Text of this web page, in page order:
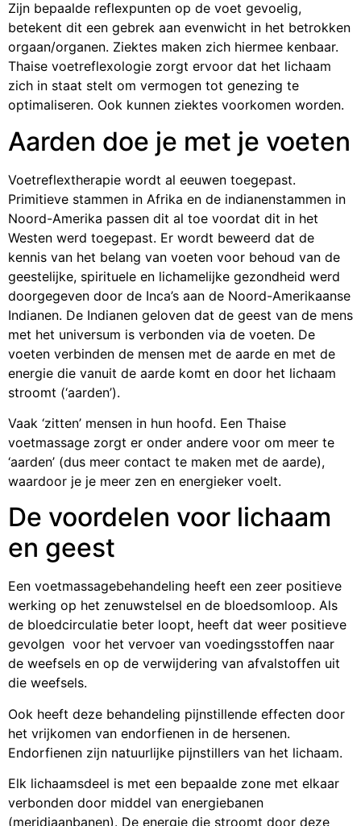
Zijn bepaalde reflexpunten op de voet gevoelig,
betekent dit een gebrek aan evenwicht in het betrokken
orgaan/organen. Ziektes maken zich hiermee kenbaar.
Thaise voetreflexologie zorgt ervoor dat het lichaam
zich in staat stelt om vermogen tot genezing te
optimaliseren. Ook kunnen ziektes voorkomen worden.
Aarden doe je met je voeten
Voetreflextherapie wordt al eeuwen toegepast.
Primitieve stammen in Afrika en de indianenstammen in
Noord-Amerika passen dit al toe voordat dit in het
Westen werd toegepast. Er wordt beweerd dat de
kennis van het belang van voeten voor behoud van de
geestelijke, spirituele en lichamelijke gezondheid werd
doorgegeven door de Inca’s aan de Noord-Amerikaanse
Indianen. De Indianen geloven dat de geest van de mens
met het universum is verbonden via de voeten. De
voeten verbinden de mensen met de aarde en met de
energie die vanuit de aarde komt en door het lichaam
stroomt (‘aarden’).
Vaak ‘zitten’ mensen in hun hoofd. Een Thaise
voetmassage zorgt er onder andere voor om meer te
‘aarden’ (dus meer contact te maken met de aarde),
waardoor je je meer zen en energieker voelt.
De voordelen voor lichaam
en geest
Een voetmassagebehandeling heeft een zeer positieve
werking op het zenuwstelsel en de bloedsomloop. Als
de bloedcirculatie beter loopt, heeft dat weer positieve
gevolgen voor het vervoer van voedingsstoffen naar
de weefsels en op de verwijdering van afvalstoffen uit
die weefsels.
Ook heeft deze behandeling pijnstillende effecten door
het vrijkomen van endorfienen in de hersenen.
Endorfienen zijn natuurlijke pijnstillers van het lichaam.
Elk lichaamsdeel is met een bepaalde zone met elkaar
verbonden door middel van energiebanen
(meridiaanbanen). De energie die stroomt door deze